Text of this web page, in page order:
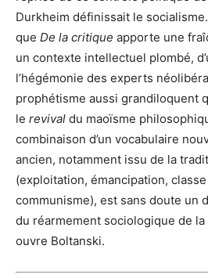
Durkheim définissait le
que De la critique apporte une
un contexte intellectuel plombé,
l’hégémonie des experts
prophétisme aussi grandiloquent
le revival du maoïsme
combinaison d’un vocabulaire
ancien, notamment issu de la
(exploitation, émancipation,
communisme), est sans doute un
du réarmement sociologique de
ouvre Boltanski.